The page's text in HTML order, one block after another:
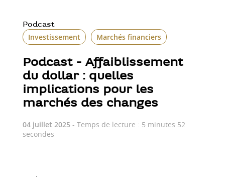
Podcast
Investissement Marchés financiers
Podcast - Affaiblissement
du dollar : quelles
implications pour les
marchés des changes
04 juillet 2025 - Temps de lecture : 5 minutes 52
secondes